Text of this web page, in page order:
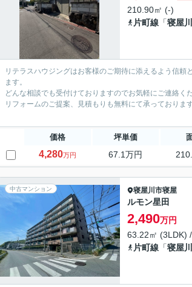
210.90㎡ (-)
片町線 「寝屋
リテラスハウジングはお客様のご期待に添えるよう信
ます。
どんな相談でも受付けておりますのでお気軽にご連絡くだ
リフォームのご提案、見積もりも無料にて承っており
価格 坪単価
4,280万円 67.1万円
中古マンション 寝屋川市寝屋
ルモン星田
2,490万円
63.22㎡ (3LDK)
片町線 「寝屋